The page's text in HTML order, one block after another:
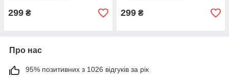
299 ₴ 299 ₴
Про нас
95% позитивних з 1026 відгуків за рік